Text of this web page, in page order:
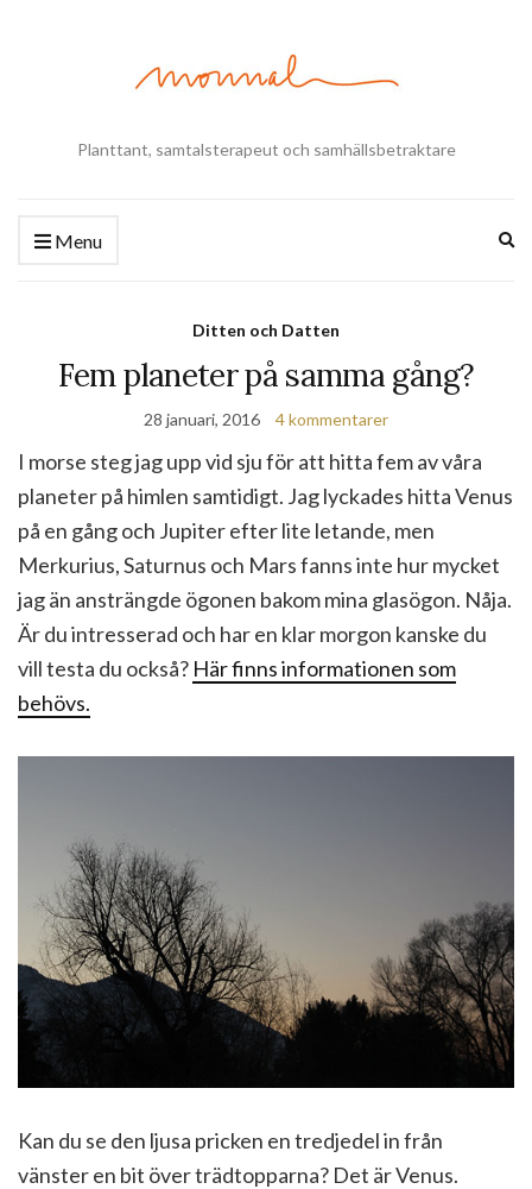
Planttant, samtalsterapeut och samhällsbetraktare
Menu
Ditten och Datten
Fem planeter på samma gång?
28 januari, 2016 4 kommentarer
I morse steg jag upp vid sju för att hitta fem av våra
planeter på himlen samtidigt. Jag lyckades hitta Venus
på en gång och Jupiter efter lite letande, men
Merkurius, Saturnus och Mars fanns inte hur mycket
jag än ansträngde ögonen bakom mina glasögon. Nåja.
Är du intresserad och har en klar morgon kanske du
vill testa du också? Här finns informationen som
behövs.
Kan du se den ljusa pricken en tredjedel in från
vänster en bit över trädtopparna? Det är Venus.